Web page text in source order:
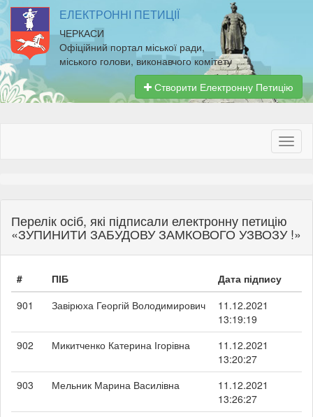
ЕЛЕКТРОННІ ПЕТИЦІЇ
ЧЕРКАСИ
Офіційний портал міської ради,
міського голови, виконавчого комітету
Створити Електронну Петицію
Перелік осіб, які підписали електронну петицію
«ЗУПИНИТИ ЗАБУДОВУ ЗАМКОВОГО УЗВОЗУ !»
# ПІБ
Дата підпису
901
Завірюха Георгій Володимирович
11.12.2021
13:19:19
902
Микитченко Катерина Ігорівна
11.12.2021
13:20:27
903
Мельник Марина Василівна
11.12.2021
13:26:27